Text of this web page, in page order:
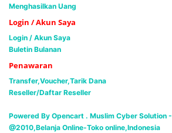
Menghasilkan Uang
Login / Akun Saya
Login / Akun Saya
Buletin Bulanan
Penawaran
Transfer,Voucher,Tarik Dana
Reseller/Daftar Reseller
Powered By Opencart . Muslim Cyber Solution -
@2010,Belanja Online-Toko online,Indonesia